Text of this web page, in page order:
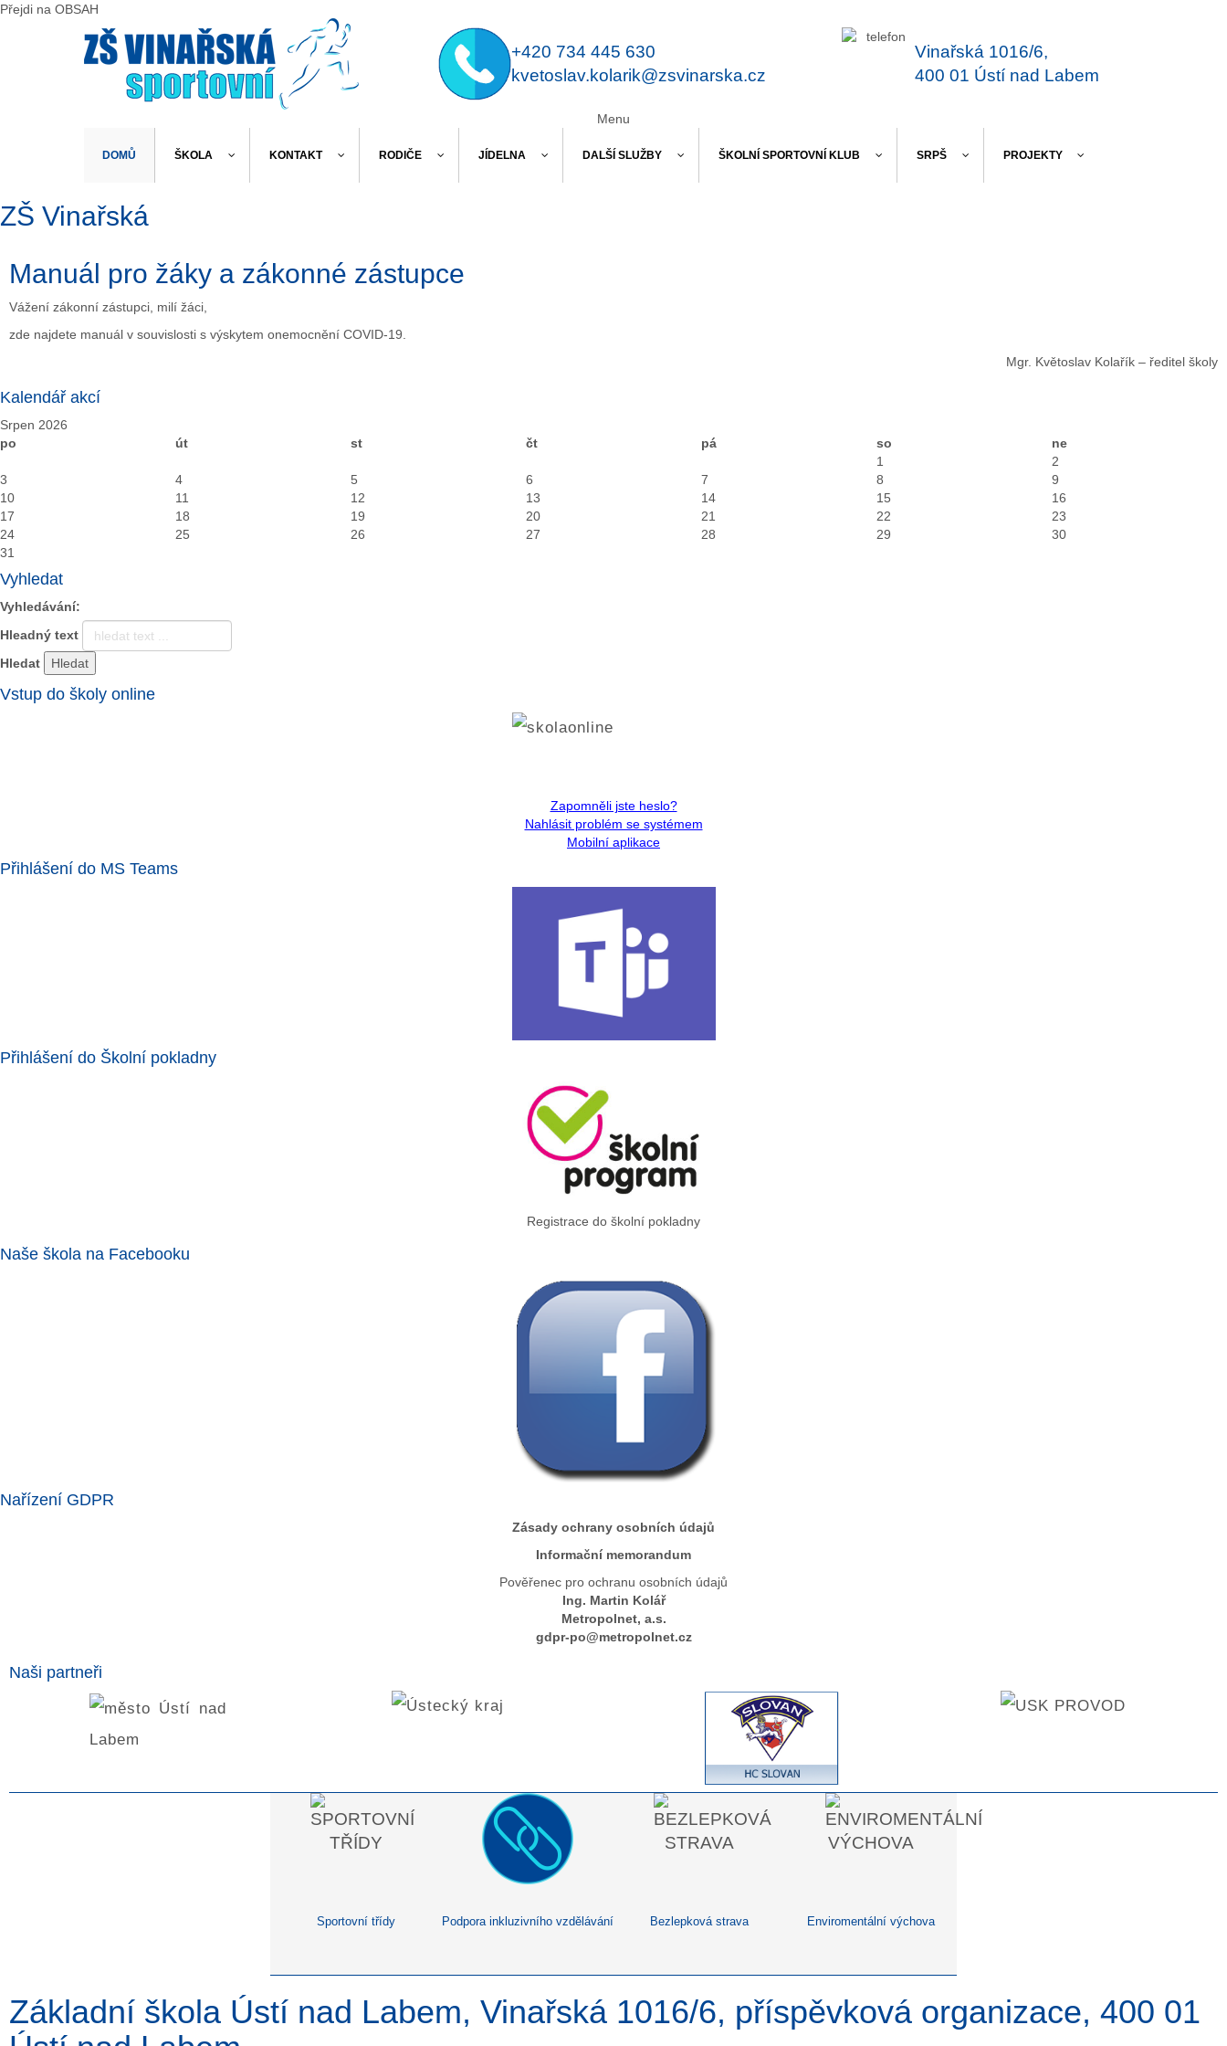
Přejdi na OBSAH
+420 734 445 630
kvetoslav.kolarik@zsvinarska.cz
Vinařská 1016/6,
400 01 Ústí nad Labem
Menu
DOMŮ ŠKOLA KONTAKT RODIČE JÍDELNA DALŠÍ SLUŽBY ŠKOLNÍ SPORTOVNÍ KLUB SRPŠ PROJEKTY
ZŠ Vinařská
Manuál pro žáky a zákonné zástupce
Vážení zákonní zástupci, milí žáci,
zde najdete manuál v souvislosti s výskytem onemocnění COVID-19.
Mgr. Květoslav Kolařík – ředitel školy
Kalendář akcí
rok
měsíc
rok
měsíc
Srpen 2026
po
út st čt pá so
ne
1
2
3
4 5 6 7 8
9
10
11 12 13 14 15
16
17
18 19 20 21 22
23
24
25 26 27 28 29
30
31
Vyhledat
Vyhledávání:
Hleadný text
Hledat
Vstup do školy online
Zapomněli jste heslo?
Nahlásit problém se systémem
Mobilní aplikace
Přihlášení do MS Teams
Přihlášení do Školní pokladny
Registrace do školní pokladny
Naše škola na Facebooku
Nařízení GDPR
Zásady ochrany osobních údajů
Informační memorandum
Pověřenec pro ochranu osobních údajů
Ing. Martin Kolář
Metropolnet, a.s.
gdpr-po@metropolnet.cz
Naši partneři
Sportovní třídy Podpora inkluzivního vzdělávání Bezlepková strava Enviromentální výchova
Základní škola Ústí nad Labem, Vinařská 1016/6, příspěvková organizace, 400 01